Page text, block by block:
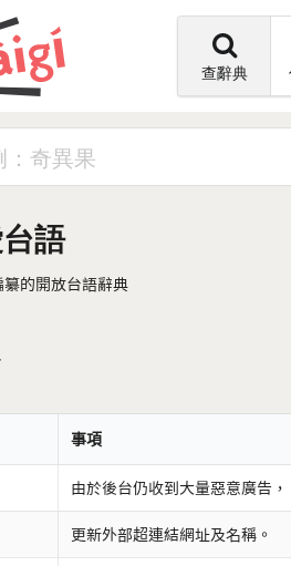
查辭典
語
的開放台語辭典
事項
由於後台仍收到大量惡意廣告
更新外部超連結網址及名稱。